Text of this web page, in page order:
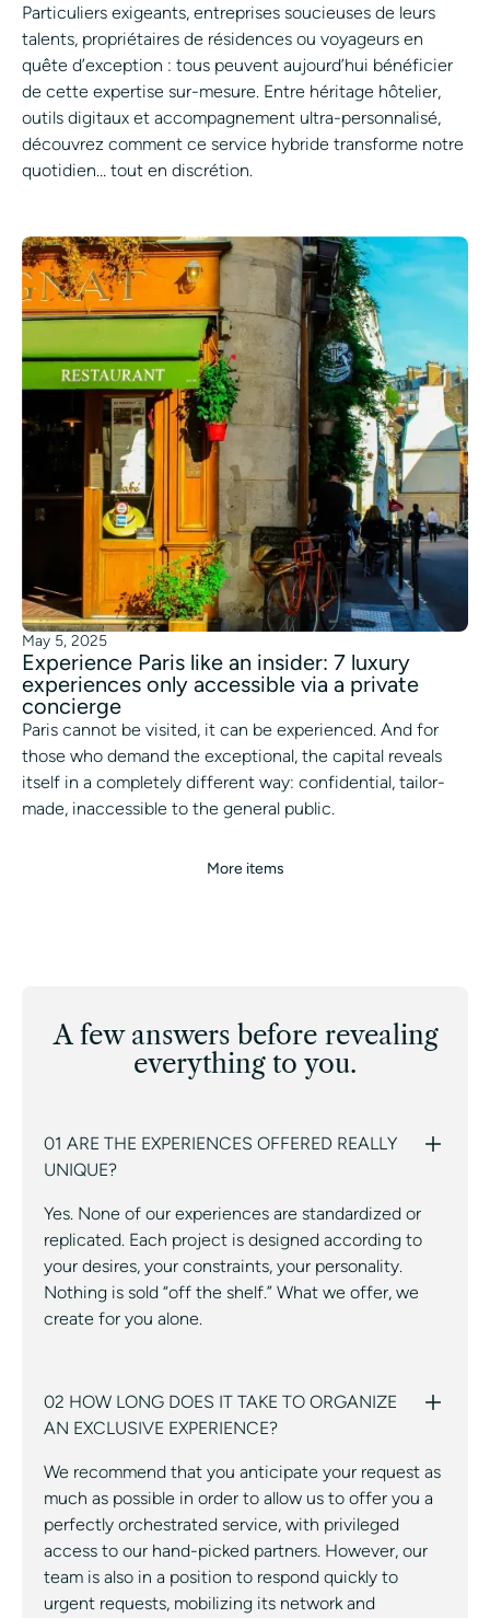
Particuliers exigeants, entreprises soucieuses de leurs
talents, propriétaires de résidences ou voyageurs en
quête d’exception : tous peuvent aujourd’hui bénéficier
de cette expertise sur-mesure. Entre héritage hôtelier,
outils digitaux et accompagnement ultra-personnalisé,
découvrez comment ce service hybride transforme notre
quotidien… tout en discrétion.
May 5, 2025
Experience Paris like an insider: 7 luxury
experiences only accessible via a private
concierge
Paris cannot be visited, it can be experienced. And for
those who demand the exceptional, the capital reveals
itself in a completely different way: confidential, tailor-
made, inaccessible to the general public.
More items
A few answers before revealing
everything to you.
01 ARE THE EXPERIENCES OFFERED REALLY
UNIQUE?
Yes. None of our experiences are standardized or
replicated. Each project is designed according to
your desires, your constraints, your personality.
Nothing is sold “off the shelf.” What we offer, we
create for you alone.
02 HOW LONG DOES IT TAKE TO ORGANIZE
AN EXCLUSIVE EXPERIENCE?
We recommend that you anticipate your request as
much as possible in order to allow us to offer you a
perfectly orchestrated service, with privileged
access to our hand-picked partners. However, our
team is also in a position to respond quickly to
urgent requests, mobilizing its network and